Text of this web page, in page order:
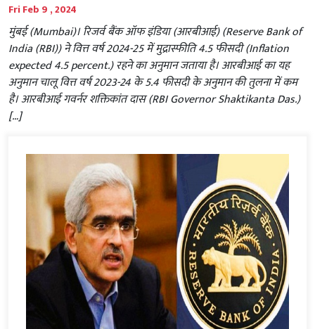
Fri Feb 9 , 2024
मुंबई (Mumbai)। रिजर्व बैंक ऑफ इंडिया (आरबीआई) (Reserve Bank of
India (RBI)) ने वित्त वर्ष 2024-25 में मुद्रास्फीति 4.5 फीसदी (Inflation
expected 4.5 percent.) रहने का अनुमान जताया है। आरबीआई का यह
अनुमान चालू वित्त वर्ष 2023-24 के 5.4 फीसदी के अनुमान की तुलना में कम
है। आरबीआई गवर्नर शक्तिकांत दास (RBI Governor Shaktikanta Das.)
[…]